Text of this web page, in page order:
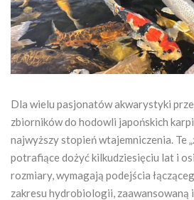
Dla wielu pasjonatów akwarystyki
zbiorników do hodowli japońskich
najwyższy stopień wtajemniczenia. Te
potrafiące dożyć kilkudziesięciu lat i
rozmiary, wymagają podejścia
zakresu hydrobiologii,